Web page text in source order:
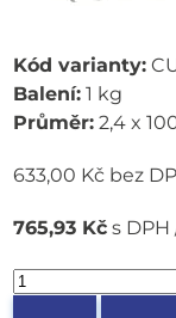
Kód varianty:
Balení: 1 kg
Průměr: 2,4 x
633,00 Kč bez
765,93 Kč s DPH